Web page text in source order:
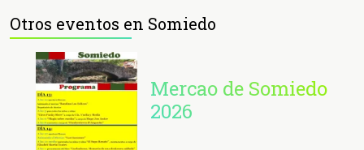
Otros eventos en Somiedo
Mercao de Somiedo
2026